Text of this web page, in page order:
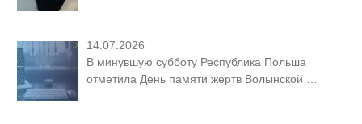
14.07.2026
В минувшую субботу Республика Польша
отметила День памяти жертв Волынской …